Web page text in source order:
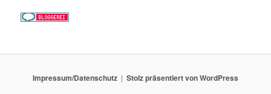
Impressum/Datenschutz Stolz präsentiert von WordPress